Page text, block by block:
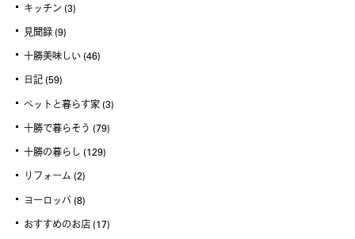
キッチン (3)
見聞録 (9)
十勝美味しい (46)
日記 (59)
ペットと暮らす家 (3)
十勝で暮らそう (79)
十勝の暮らし (129)
リフォーム (2)
ヨーロッパ (8)
おすすめのお店 (17)